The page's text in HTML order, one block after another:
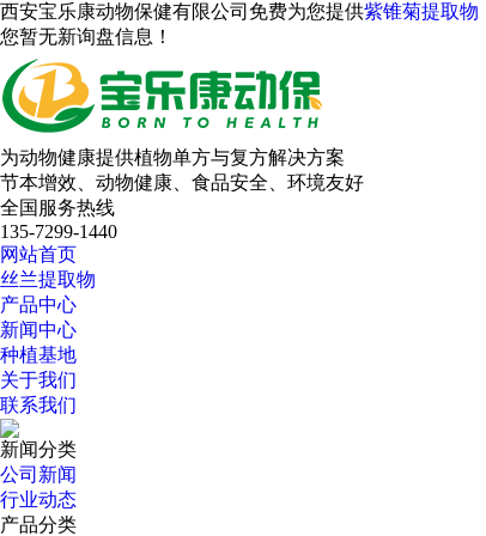
西安宝乐康动物保健有限公司免费为您提供紫锥菊提取物
您暂无新询盘信息！
为动物健康提供植物单方与复方解决方案
节本增效、动物健康、食品安全、环境友好
全国服务热线
135-7299-1440
网站首页
丝兰提取物
产品中心
新闻中心
种植基地
关于我们
联系我们
新闻分类
公司新闻
行业动态
产品分类